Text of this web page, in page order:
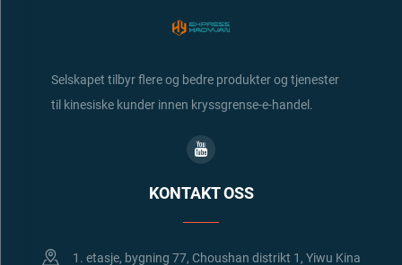
Selskapet tilbyr flere og bedre produkter og tjenester
til kinesiske kunder innen kryssgrense-e-handel.
KONTAKT OSS
1. etasje, bygning 77, Choushan distrikt 1, Yiwu Kina